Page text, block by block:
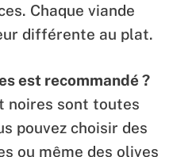
Chaque viande
différente au plat.
est recommandé ?
noires sont toutes
pouvez choisir des
ou même des olives